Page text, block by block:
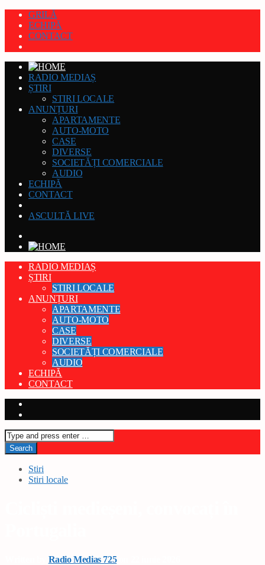
GRILĂ
ECHIPĂ
CONTACT
RADIO MEDIAȘ
ȘTIRI
STIRI LOCALE
ANUNȚURI
APARTAMENTE
AUTO-MOTO
CASE
DIVERSE
SOCIETĂȚI COMERCIALE
AUDIO
ECHIPĂ
CONTACT
ASCULTĂ LIVE
RADIO MEDIAȘ
ȘTIRI
STIRI LOCALE
ANUNȚURI
APARTAMENTE
AUTO-MOTO
CASE
DIVERSE
SOCIETĂȚI COMERCIALE
AUDIO
ECHIPĂ
CONTACT
Stiri
Stiri locale
Radio Medias 725on 22 iunie 2026